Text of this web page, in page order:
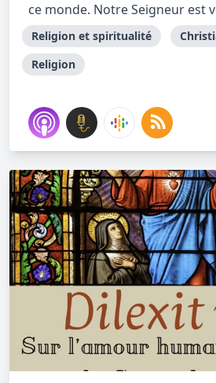
ce monde. Notre Seigneur est
Religion et spiritualité
Religion